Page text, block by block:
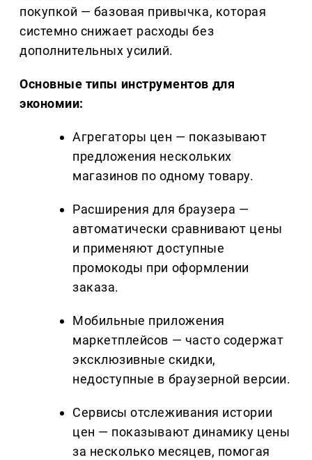
покупкой — базовая привычка, которая
системно снижает расходы без
дополнительных усилий.
Основные типы инструментов для
экономии:
Агрегаторы цен — показывают
предложения нескольких
магазинов по одному товару.
Расширения для браузера —
автоматически сравнивают цены
и применяют доступные
промокоды при оформлении
заказа.
Мобильные приложения
маркетплейсов — часто содержат
эксклюзивные скидки,
недоступные в браузерной версии.
Сервисы отслеживания истории
цен — показывают динамику цены
за несколько месяцев, помогая